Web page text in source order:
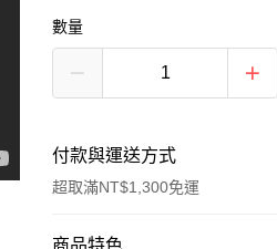
數量
付款與運送方式
超取滿NT$1,300免運
付款方式
商品特色